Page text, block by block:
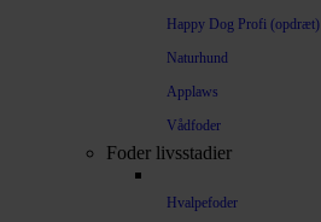
Happy Dog Profi (opdræt)
Naturhund
Applaws
Vådfoder
Foder livsstadier
Hvalpefoder